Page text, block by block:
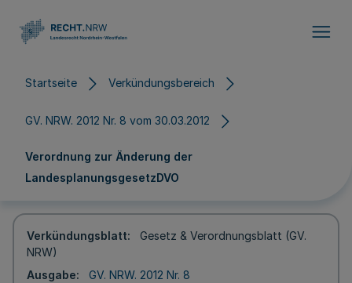
Startseite Verkündungsbereich
GV. NRW. 2012 Nr. 8 vom 30.03.2012
Verordnung zur Änderung der
LandesplanungsgesetzDVO
Verkündungsblatt
Gesetz & Verordnungsblatt (GV.
NRW)
Ausgabe
GV. NRW. 2012 Nr. 8